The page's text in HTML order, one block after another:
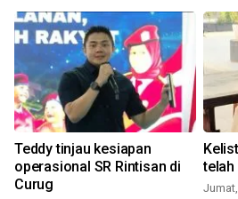
Teddy tinjau kesiapan
operasional SR Rintisan di
Curug
telah